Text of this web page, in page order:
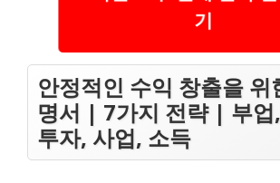
기
안정적인 수익 창출을 위
명서 | 7가지 전략 | 부업
투자, 사업, 소득